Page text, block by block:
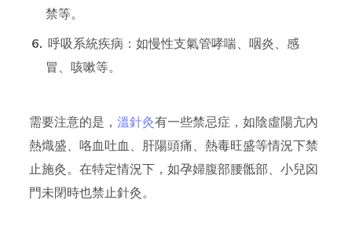
禁等。
呼吸系統疾病：如慢性支氣管哮喘、咽炎、感
冒、咳嗽等。
需要注意的是，溫針灸有一些禁忌症，如陰虛陽亢內
熱熾盛、咯血吐血、肝陽頭痛、熱毒旺盛等情況下禁
止施灸。在特定情況下，如孕婦腹部腰骶部、小兒囟
門未閉時也禁止針灸。